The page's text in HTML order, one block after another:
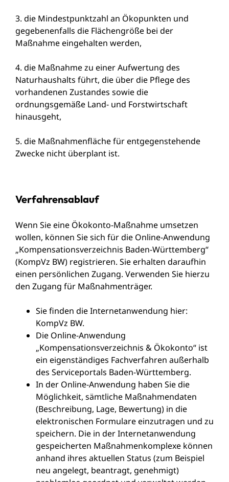
3. die Mindestpunktzahl an Ökopunkten und
gegebenenfalls die Flächengröße bei der
Maßnahme eingehalten werden,
4. die Maßnahme zu einer Aufwertung des
Naturhaushalts führt, die über die Pflege des
vorhandenen Zustandes sowie die
ordnungsgemäße Land- und Forstwirtschaft
hinausgeht,
5. die Maßnahmenfläche für entgegenstehende
Zwecke nicht überplant ist.
Verfahrensablauf
Wenn Sie eine Ökokonto-Maßnahme umsetzen
wollen, können Sie sich für die Online-Anwendung
„Kompensationsverzeichnis Baden-Württemberg“
(KompVz BW) registrieren. Sie erhalten daraufhin
einen persönlichen Zugang. Verwenden Sie hierzu
den Zugang für Maßnahmenträger.
Sie finden die Internetanwendung hier:
KompVz BW.
Die Online-Anwendung
„Kompensationsverzeichnis & Ökokonto“ ist
ein eigenständiges Fachverfahren außerhalb
des Serviceportals Baden-Württemberg.
In der Online-Anwendung haben Sie die
Möglichkeit, sämtliche Maßnahmendaten
(Beschreibung, Lage, Bewertung) in die
elektronischen Formulare einzutragen und zu
speichern. Die in der Internetanwendung
gespeicherten Maßnahmenkomplexe können
anhand ihres aktuellen Status (zum Beispiel
neu angelegt, beantragt, genehmigt)